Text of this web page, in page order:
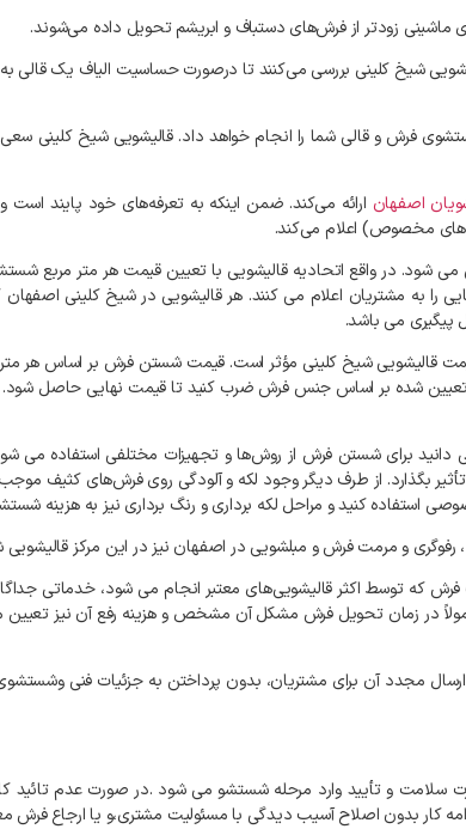
زودتر از فرش‌های دستباف و ابریشم تحویل داده می‌شوند.
شیخ کلینی بررسی می‌کنند تا درصورت حساسیت الیاف یک
فرش و قالی شما را انجام خواهد داد. قالیشویی شیخ کلینی
اصفهان ارائه می‌کند. ضمن اینکه به تعرفه‌های خود پایند
های مخصوص) اعلام می‌کند.
شود. در واقع اتحادیه قالیشویی با تعیین قیمت هر متر مربع
به مشتریان اعلام می کنند. هر قالیشویی در شیخ کلینی اصفهان
پیگیری می باشد.
قالیشویی شیخ کلینی مؤثر است. قیمت شستن فرش بر اساس هر
برای شستن فرش از روش‌ها و تجهیزات مختلفی استفاده می
تأثیر بگذارد. از طرف دیگر وجود لکه و آلودگی روی فرش‌های
استفاده کنید و مراحل لکه برداری و رنگ برداری نیز به هزینه
و مرمت فرش و مبلشویی در اصفهان نیز در این مرکز
که توسط اکثر قالیشویی‌های معتبر انجام می شود، خدماتی
در زمان تحویل فرش مشکل آن مشخص و هزینه رفع آن نیز
مجدد آن برای مشتریان، بدون پرداختن به جزئیات فنی
سلامت و تأیید وارد مرحله شستشو می شود .در صورت عدم
کار بدون اصلاح آسیب دیدگی با مسئولیت مشتری،و یا ارجاع فرش